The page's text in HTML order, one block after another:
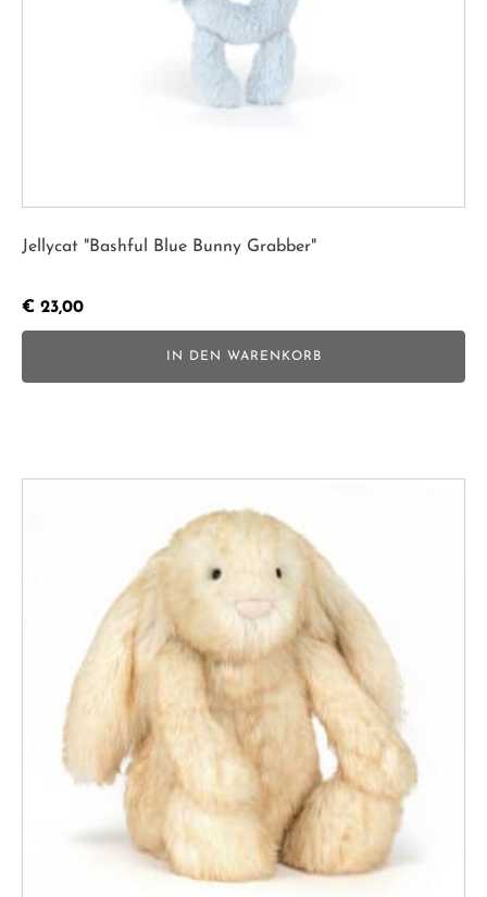
Jellycat "Bashful Blue Bunny Grabber"
€ 23,00
IN DEN WARENKORB